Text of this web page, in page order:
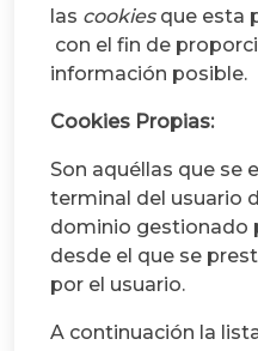
las cookiesque esta
con el fin de
información posible.
Cookies Propias:
Son aquéllas que se
terminal del usuario
dominio gestionado
desde el que se
por el usuario.
A continuación la